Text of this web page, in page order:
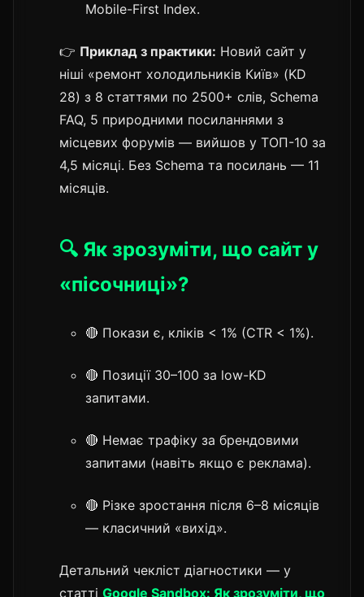
Mobile-First Index.
👉 Приклад з практики: Новий сайт у
ніші «ремонт холодильників Київ» (KD
28) з 8 статтями по 2500+ слів, Schema
FAQ, 5 природними посиланнями з
місцевих форумів — вийшов у ТОП-10 за
4,5 місяці. Без Schema та посилань — 11
місяців.
🔍 Як зрозуміти, що сайт у
«пісочниці»?
🔴 Покази є, кліків < 1% (CTR < 1%).
🔴 Позиції 30–100 за low-KD
запитами.
🔴 Немає трафіку за брендовими
запитами (навіть якщо є реклама).
🔴 Різке зростання після 6–8 місяців
— класичний «вихід».
Детальний чекліст діагностики — у
статті Google Sandbox: Як зрозуміти, що